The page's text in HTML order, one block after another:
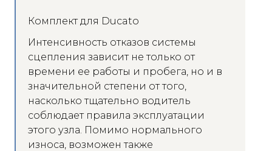
Комплект для Ducato
Интенсивность отказов системы
сцепления зависит не только от
времени ее работы и пробега, но и в
значительной степени от того,
насколько тщательно водитель
соблюдает правила эксплуатации
этого узла. Помимо нормального
износа, возможен также